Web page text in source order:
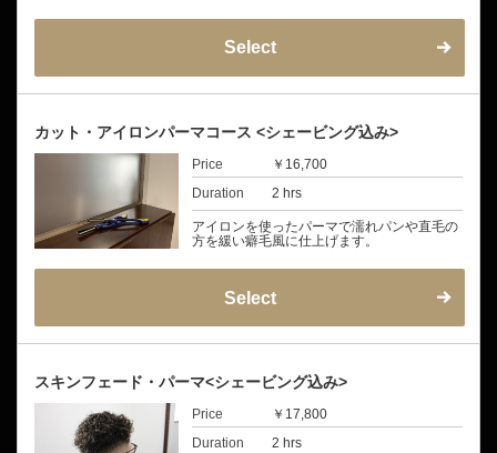
Select
カット・アイロンパーマコース <シェービング込み>
Price
￥16,700
Duration
2 hrs
アイロンを使ったパーマで濡れパンや直毛の
方を緩い癖毛風に仕上げます。
Select
スキンフェード・パーマ<シェービング込み>
Price
￥17,800
Duration
2 hrs